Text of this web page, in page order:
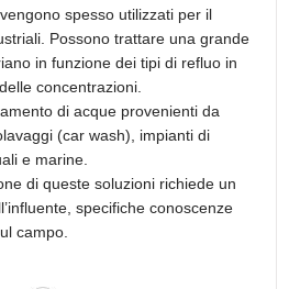
spesso utilizzati per il
Possono trattare una grande
in funzione dei tipi di refluo in
concentrazioni.
di acque provenienti da
(car wash), impianti di
e marine.
di queste soluzioni richiede un
specifiche conoscenze
campo.